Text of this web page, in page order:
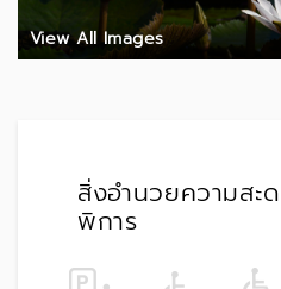
View All Images
สิ่งอำนวยความสะ
พิการ